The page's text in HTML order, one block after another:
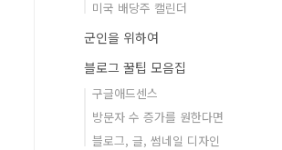
미국 배당주 캘린더
군인을 위하여
블로그 꿀팁 모음집
구글애드센스
방문자 수 증가를 원한다면
블로그, 글, 썸네일 디자인